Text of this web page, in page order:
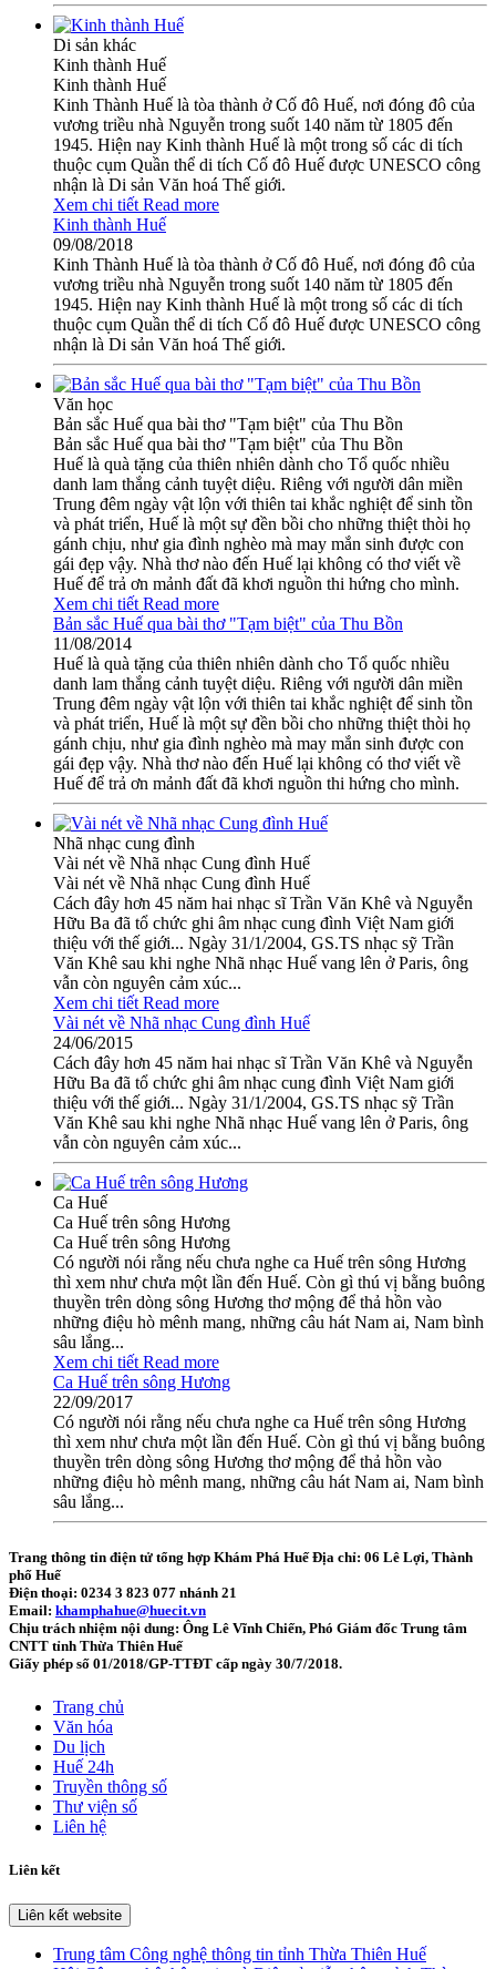
Di sản khác
Kinh thành Huế
Kinh thành Huế
Kinh Thành Huế là tòa thành ở Cố đô Huế, nơi đóng đô của
vương triều nhà Nguyễn trong suốt 140 năm từ 1805 đến
1945. Hiện nay Kinh thành Huế là một trong số các di tích
thuộc cụm Quần thể di tích Cố đô Huế được UNESCO công
nhận là Di sản Văn hoá Thế giới.
Xem chi tiết Read more
Kinh thành Huế
09/08/2018
Kinh Thành Huế là tòa thành ở Cố đô Huế, nơi đóng đô của
vương triều nhà Nguyễn trong suốt 140 năm từ 1805 đến
1945. Hiện nay Kinh thành Huế là một trong số các di tích
thuộc cụm Quần thể di tích Cố đô Huế được UNESCO công
nhận là Di sản Văn hoá Thế giới.
Văn học
Bản sắc Huế qua bài thơ "Tạm biệt" của Thu Bồn
Bản sắc Huế qua bài thơ "Tạm biệt" của Thu Bồn
Huế là quà tặng của thiên nhiên dành cho Tổ quốc nhiều
danh lam thắng cảnh tuyệt diệu. Riêng với người dân miền
Trung đêm ngày vật lộn với thiên tai khắc nghiệt để sinh tồn
và phát triển, Huế là một sự đền bồi cho những thiệt thòi họ
gánh chịu, như gia đình nghèo mà may mắn sinh được con
gái đẹp vậy. Nhà thơ nào đến Huế lại không có thơ viết về
Huế để trả ơn mảnh đất đã khơi nguồn thi hứng cho mình.
Xem chi tiết Read more
Bản sắc Huế qua bài thơ "Tạm biệt" của Thu Bồn
11/08/2014
Huế là quà tặng của thiên nhiên dành cho Tổ quốc nhiều
danh lam thắng cảnh tuyệt diệu. Riêng với người dân miền
Trung đêm ngày vật lộn với thiên tai khắc nghiệt để sinh tồn
và phát triển, Huế là một sự đền bồi cho những thiệt thòi họ
gánh chịu, như gia đình nghèo mà may mắn sinh được con
gái đẹp vậy. Nhà thơ nào đến Huế lại không có thơ viết về
Huế để trả ơn mảnh đất đã khơi nguồn thi hứng cho mình.
Nhã nhạc cung đình
Vài nét về Nhã nhạc Cung đình Huế
Vài nét về Nhã nhạc Cung đình Huế
Cách đây hơn 45 năm hai nhạc sĩ Trần Văn Khê và Nguyễn
Hữu Ba đã tổ chức ghi âm nhạc cung đình Việt Nam giới
thiệu với thế giới... Ngày 31/1/2004, GS.TS nhạc sỹ Trần
Văn Khê sau khi nghe Nhã nhạc Huế vang lên ở Paris, ông
vẫn còn nguyên cảm xúc...
Xem chi tiết Read more
Vài nét về Nhã nhạc Cung đình Huế
24/06/2015
Cách đây hơn 45 năm hai nhạc sĩ Trần Văn Khê và Nguyễn
Hữu Ba đã tổ chức ghi âm nhạc cung đình Việt Nam giới
thiệu với thế giới... Ngày 31/1/2004, GS.TS nhạc sỹ Trần
Văn Khê sau khi nghe Nhã nhạc Huế vang lên ở Paris, ông
vẫn còn nguyên cảm xúc...
Ca Huế
Ca Huế trên sông Hương
Ca Huế trên sông Hương
Có người nói rằng nếu chưa nghe ca Huế trên sông Hương
thì xem như chưa một lần đến Huế. Còn gì thú vị bằng buông
thuyền trên dòng sông Hương thơ mộng để thả hồn vào
những điệu hò mênh mang, những câu hát Nam ai, Nam bình
sâu lắng...
Xem chi tiết Read more
Ca Huế trên sông Hương
22/09/2017
Có người nói rằng nếu chưa nghe ca Huế trên sông Hương
thì xem như chưa một lần đến Huế. Còn gì thú vị bằng buông
thuyền trên dòng sông Hương thơ mộng để thả hồn vào
những điệu hò mênh mang, những câu hát Nam ai, Nam bình
sâu lắng...
Trang thông tin điện tử tổng hợp Khám Phá Huế Địa chỉ: 06 Lê Lợi, Thành
phố Huế
Điện thoại: 0234 3 823 077 nhánh 21
Email: khamphahue@huecit.vn
Chịu trách nhiệm nội dung: Ông Lê Vĩnh Chiến, Phó Giám đốc Trung tâm
CNTT tỉnh Thừa Thiên Huế
Giấy phép số 01/2018/GP-TTĐT cấp ngày 30/7/2018.
Trang chủ
Văn hóa
Du lịch
Huế 24h
Truyền thông số
Thư viện số
Liên hệ
Liên kết
Liên kết website
Trung tâm Công nghệ thông tin tỉnh Thừa Thiên Huế